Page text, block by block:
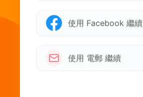
使用 Facebook 繼續
使用 電郵 繼續